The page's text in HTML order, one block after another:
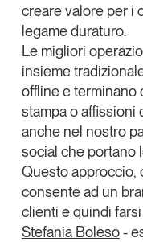
creare valore per i
legame duraturo.
Le migliori
insieme
offline e terminano
stampa o affissioni
anche nel nostro
social che portano
Questo approccio,
consente ad un
clienti e quindi
Stefania Boleso-